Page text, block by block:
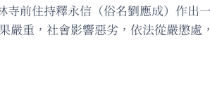
前住持釋永信（俗名劉應成）作
重，社會影響惡劣，依法從嚴懲處